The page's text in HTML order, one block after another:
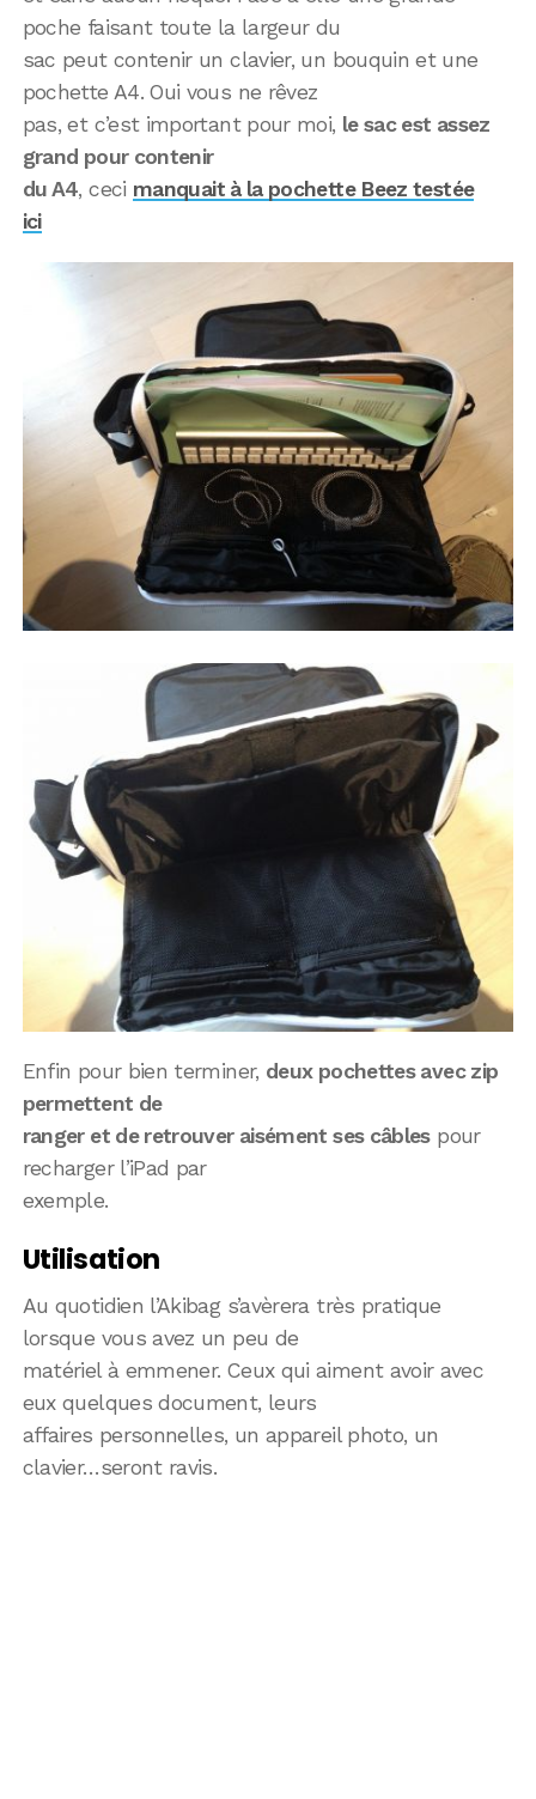
poche faisant toute la largeur du
sac peut contenir un clavier, un bouquin et une
pochette A4. Oui vous ne rêvez
pas, et c’est important pour moi, le sac est assez
grand pour contenir
du A4, ceci manquait à la pochette Beez testée
ici
Enfin pour bien terminer, deux pochettes avec zip
permettent de
ranger et de retrouver aisément ses câblespour
recharger l’iPad par
exemple.
Utilisation
Au quotidien l’Akibag s’avèrera très pratique
lorsque vous avez un peu de
matériel à emmener. Ceux qui aiment avoir avec
eux quelques document, leurs
affaires personnelles, un appareil photo, un
clavier…seront ravis.